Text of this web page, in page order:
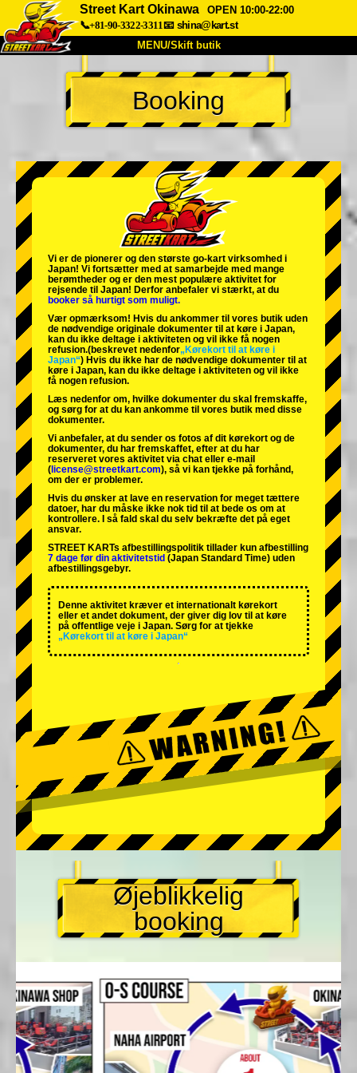
Street Kart Okinawa
OPEN 10:00-22:00
📞+81-90-3322-3311📧 shina@kart.st
MENU/Skift butik
TOP
Om Specifikationer Pris
Virksomhed Booking
Skift butik
Tokyo Shinagawa Tokyo Akihabara#1
Tokyo Akihabara#2
Tokyo Shibuya Annex Tokyo Bay
Tokyo Asakusa Osaka
Okinawa
Booking
Vi er de pionerer og den største go-kart virksomhed i
Japan! Vi fortsætter med at samarbejde med mange
berømtheder og er den mest populære aktivitet for
rejsende til Japan! Derfor anbefaler vi stærkt, at du
booker så hurtigt som muligt.
Vær opmærksom! Hvis du ankommer til vores butik uden
de nødvendige originale dokumenter til at køre i Japan,
kan du ikke deltage i aktiviteten og vil ikke få nogen
refusion.(beskrevet nedenfor„Kørekort til at køre i
Japan“) Hvis du ikke har de nødvendige dokumenter til at
køre i Japan, kan du ikke deltage i aktiviteten og vil ikke
få nogen refusion.
Læs nedenfor om, hvilke dokumenter du skal fremskaffe,
og sørg for at du kan ankomme til vores butik med disse
dokumenter.
Vi anbefaler, at du sender os fotos af dit kørekort og de
dokumenter, du har fremskaffet, efter at du har
reserveret vores aktivitet via chat eller e-mail
( license@streetkart.com), så vi kan tjekke på forhånd,
om der er problemer.
Hvis du ønsker at lave en reservation for meget tættere
datoer, har du måske ikke nok tid til at bede os om at
kontrollere. I så fald skal du selv bekræfte det på eget
ansvar.
STREET KARTs afbestillingspolitik tillader kun afbestilling
7 dage før din aktivitetstid (Japan Standard Time) uden
afbestillingsgebyr.
Denne aktivitet kræver et internationalt kørekort
eller et andet dokument, der giver dig lov til at køre
på offentlige veje i Japan. Sørg for at tjekke
„Kørekort til at køre i Japan“
Øjeblikkelig
booking